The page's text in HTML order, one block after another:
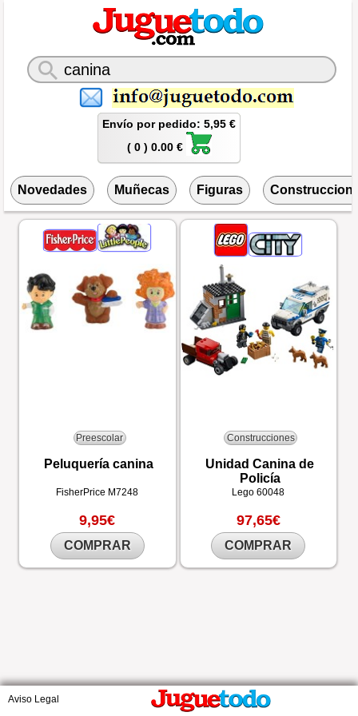
Envío por pedido: 5,95 €
( 0 ) 0.00 €
Novedades Muñecas Figuras
Preescolar
Peluquería canina
FisherPrice M7248
9,95€
COMPRAR
Construcciones
Unidad Canina de
Policía
Lego60048
97,65€
COMPRAR
Aviso Legal